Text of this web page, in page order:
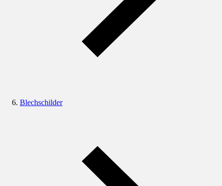
Blechschilder